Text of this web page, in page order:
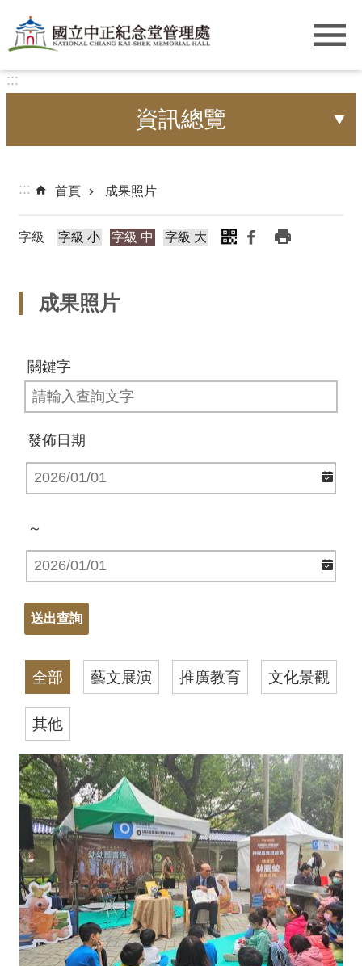
跳到主要內容區塊
:::
資訊總覽
::: 首頁 成果照片
字級 字級 小 字級 中 字級 大
成果照片
關鍵字
發佈日期
～
全部 藝文展演 推廣教育 文化景觀
其他